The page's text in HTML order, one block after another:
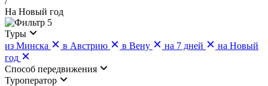
На Новый год
5
Туры
из Минска
в Австрию в Вену на 7 дней
на Новый
год
Cпособ передвижения
Туроператор